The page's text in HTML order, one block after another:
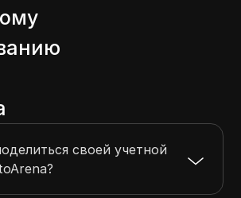
своей учетной